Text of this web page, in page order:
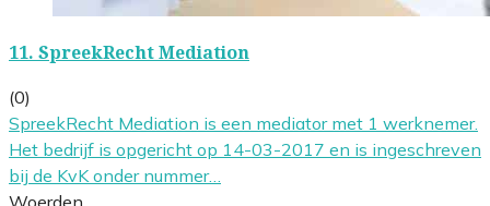
11. SpreekRecht Mediation
(0)
SpreekRecht Mediation is een mediator met 1 werknemer.
Het bedrijf is opgericht op 14-03-2017 en is ingeschreven
bij de KvK onder nummer…
Woerden